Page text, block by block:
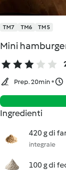
TM7 TM6 TM5
Mini
Prep. 20min
Ingredienti
420 g di
integrale
100 g di